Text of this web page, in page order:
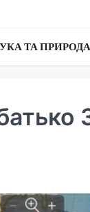
ТА ПРИРОДА